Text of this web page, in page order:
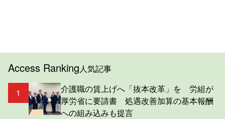
Access Ranking人気記事
1
介護職の賃上げへ「抜本改革」を 労組が
厚労省に要請書 処遇改善加算の基本報酬
への組み込みも提言